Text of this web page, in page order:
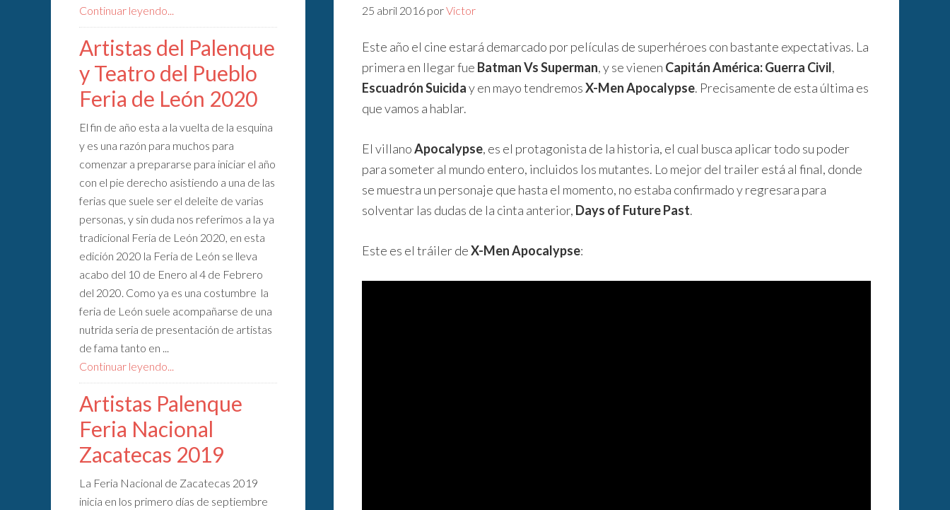
25 abril 2016 porVictor
Este año el cine estará demarcado por películas de superhéroes con bastante expectativas. La
primera en llegar fue Batman Vs Superman, y se vienen Capitán América: Guerra Civil,
Escuadrón Suiciday en mayo tendremosX-Men Apocalypse. Precisamente de esta última es
que vamos a hablar.
El villanoApocalypse, es el protagonista de la historia, el cual busca aplicar todo su poder
para someter al mundo entero, incluidos los mutantes. Lo mejor del trailer está al final, donde
se muestra un personaje que hasta el momento, no estaba confirmado y regresara para
solventar las dudas de la cinta anterior, Days of Future Past.
Este es el tráiler deX-Men Apocalypse:
Continuar leyendo...
Artistas del Palenque
y Teatro del Pueblo
Feria de León 2020
El fin de año esta a la vuelta de la esquina
y es una razón para muchos para
comenzar a prepararse para iniciar el año
con el pie derecho asistiendo a una de las
ferias que suele ser el deleite de varias
personas, y sin duda nos referimos a la ya
tradicional Feria de León 2020, en esta
edición 2020 la Feria de León se lleva
acabo del 10 de Enero al 4 de Febrero
del 2020. Como ya es una costumbre la
feria de León suele acompañarse de una
nutrida seria de presentación de artistas
de fama tanto en ...
Continuar leyendo...
Artistas Palenque
Feria Nacional
Zacatecas 2019
La Feria Nacional de Zacatecas 2019
inicia en los primero días de septiembre